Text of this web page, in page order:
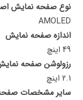
نوع صفحه نمایش
AMOLED
اندازه صفحه نمایش
49 اینچ
رزولوشن صفحه
2.1 اینچ
سایر مشخصات